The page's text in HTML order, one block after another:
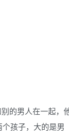
的男人在一起，
孩子，大的是男